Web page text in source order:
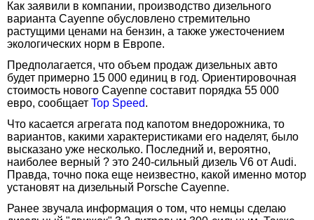
Как заявили в компании, производство дизельного
варианта Cayenne обусловлено стремительно
растущими ценами на бензин, а также ужесточением
экологических норм в Европе.
Предполагается, что объем продаж дизельных авто
будет примерно 15 000 единиц в год. Ориентировочная
стоимость нового Cayenne составит порядка 55 000
евро, сообщает Top Speed.
Что касается агрегата под капотом внедорожника, то
вариантов, какими характеристиками его наделят, было
высказано уже несколько. Последний и, вероятно,
наиболее верный ? это 240-сильный дизель V6 от Audi.
Правда, точно пока еще неизвестно, какой именно мотор
установят на дизельный Porsche Cayenne.
Ранее звучала информация о том, что немцы сделаю